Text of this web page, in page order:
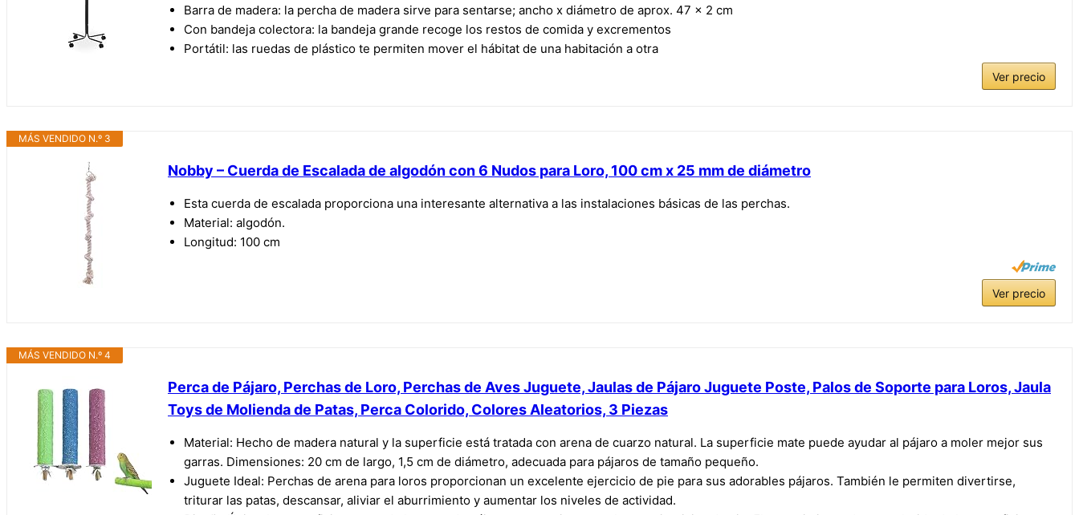
Barra de madera: la percha de madera sirve para sentarse; ancho x diámetro de aprox. 47 x 2 cm
Con bandeja colectora: la bandeja grande recoge los restos de comida y excrementos
Portátil: las ruedas de plástico te permiten mover el hábitat de una habitación a otra
Ver precio
MÁS VENDIDO N.º 3
Nobby – Cuerda de Escalada de algodón con 6 Nudos para Loro, 100 cm x 25 mm de diámetro
Esta cuerda de escalada proporciona una interesante alternativa a las instalaciones básicas de las perchas.
Material: algodón.
Longitud: 100 cm
Ver precio
MÁS VENDIDO N.º 4
Perca de Pájaro, Perchas de Loro, Perchas de Aves Juguete, Jaulas de Pájaro Juguete Poste, Palos de Soporte para Loros, Jaula
Toys de Molienda de Patas, Perca Colorido, Colores Aleatorios, 3 Piezas
Material: Hecho de madera natural y la superficie está tratada con arena de cuarzo natural. La superficie mate puede ayudar al pájaro a moler mejor sus
garras. Dimensiones: 20 cm de largo, 1,5 cm de diámetro, adecuada para pájaros de tamaño pequeño.
Juguete Ideal: Perchas de arena para loros proporcionan un excelente ejercicio de pie para sus adorables pájaros. También le permiten divertirse,
triturar las patas, descansar, aliviar el aburrimiento y aumentar los niveles de actividad.